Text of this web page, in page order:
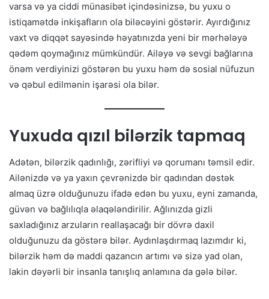
varsa və ya ciddi münasibət içindəsinizsə, bu yuxu o
istiqamətdə inkişafların ola biləcəyini göstərir. Ayırdığınız
vaxt və diqqət sayəsində həyatınızda yeni bir mərhələyə
qədəm qoymağınız mümkündür. Ailəyə və sevgi bağlarına
önəm verdiyinizi göstərən bu yuxu həm də sosial nüfuzun
və qəbul edilmənin işarəsi ola bilər.
Yuxuda qızıl bilərzik tapmaq
Adətən, bilərzik qadınlığı, zərifliyi və qorumanı təmsil edir.
Ailənizdə və ya yaxın çevrənizdə bir qadından dəstək
almaq üzrə olduğunuzu ifadə edən bu yuxu, eyni zamanda,
güvən və bağlılıqla əlaqələndirilir. Ağlınızda gizli
saxladığınız arzuların reallaşacağı bir dövrə daxil
olduğunuzu da göstərə bilər. Aydınlaşdırmaq lazımdır ki,
bilərzik həm də maddi qazancın artımı və sizə yad olan,
lakin dəyərli bir insanla tanışlıq anlamına da gələ bilər.